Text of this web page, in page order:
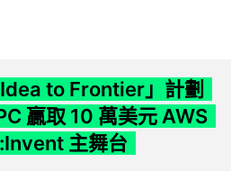
to Frontier」計劃
贏取 10 萬美元 AWS
主舞台